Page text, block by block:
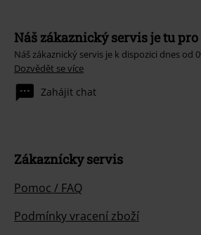
Náš zákaznický servis je tu pro
Náš zákaznický servis je k dispozici dnes od
Dozvědět se více
Zahájit chat
Zákaznícky servis
Pomoc / FAQ
Podmínky vracení zboží